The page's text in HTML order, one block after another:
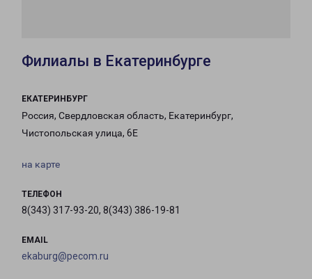
Филиалы в Екатеринбурге
ЕКАТЕРИНБУРГ
Россия, Свердловская область, Екатеринбург,
Чистопольская улица, 6Е
на карте
ТЕЛЕФОН
8(343) 317-93-20, 8(343) 386-19-81
EMAIL
ekaburg@pecom.ru